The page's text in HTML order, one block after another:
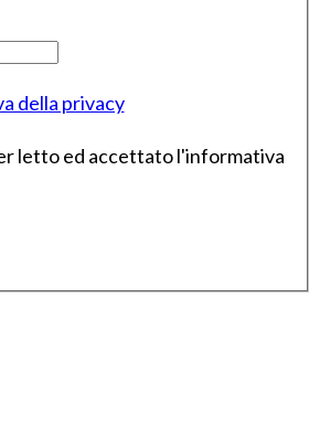
della privacy
letto ed accettato l'informativa